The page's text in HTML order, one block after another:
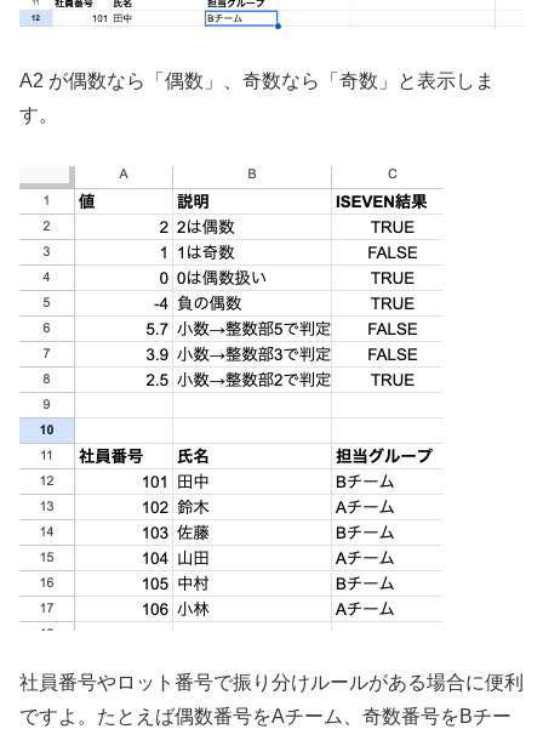
A2 が偶数なら「偶数」、奇数なら「奇数」と表示しま
す。
社員番号やロット番号で振り分けルールがある場合に便利
ですよ。たとえば偶数番号をAチーム、奇数番号をBチー